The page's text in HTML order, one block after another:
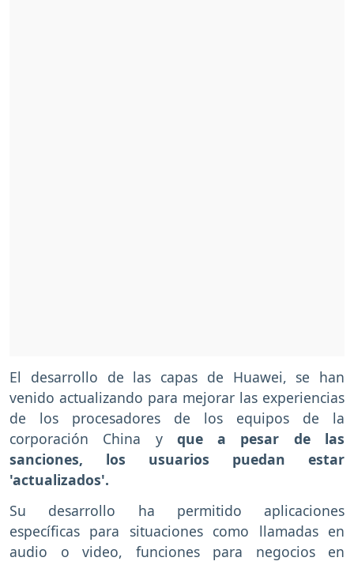
El desarrollo de las capas de Huawei, se han
venido actualizando para mejorar las experiencias
de los procesadores de los equipos de la
corporación China y que a pesar de las
sanciones, los usuarios puedan estar
'actualizados'.
Su desarrollo ha permitido aplicaciones
específicas para situaciones como llamadas en
audio o video, funciones para negocios en